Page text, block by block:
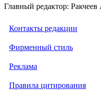
Главный редактор:
Контакты редакции
Фирменный стиль
Реклама
Правила цитирования